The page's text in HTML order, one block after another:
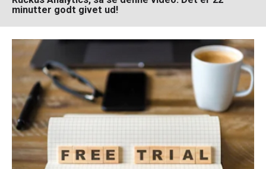
minutter godt givet ud!